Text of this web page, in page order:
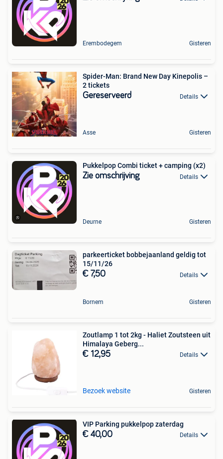
Erembodegem Gisteren
Spider-Man: Brand New Day Kinepolis –
2 tickets
Gereserveerd Details
Asse Gisteren
Pukkelpop Combi ticket + camping (x2)
Zie omschrijving Details
Deurne Gisteren
parkeerticket bobbejaanland geldig tot
15/11/26
€ 7,50 Details
Bornem Gisteren
Zoutlamp 1 tot 2kg - Haliet Zoutsteen uit
Himalaya Geberg...
€ 12,95 Details
Bezoek website Gisteren
VIP Parking pukkelpop zaterdag
€ 40,00 Details